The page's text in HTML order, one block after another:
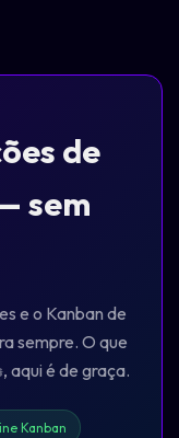
de
sem
e o Kanban de
sempre. O que
, aqui é de graça.
Kanban